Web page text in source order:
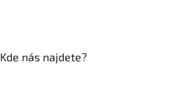
Kde nás najdete?